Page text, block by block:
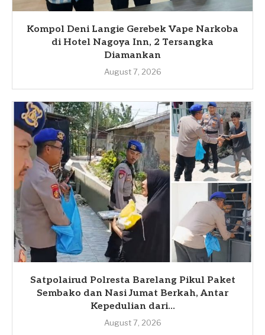
Kompol Deni Langie Gerebek Vape Narkoba
di Hotel Nagoya Inn, 2 Tersangka
Diamankan
August 7, 2026
Satpolairud Polresta Barelang Pikul Paket
Sembako dan Nasi Jumat Berkah, Antar
Kepedulian dari...
August 7, 2026